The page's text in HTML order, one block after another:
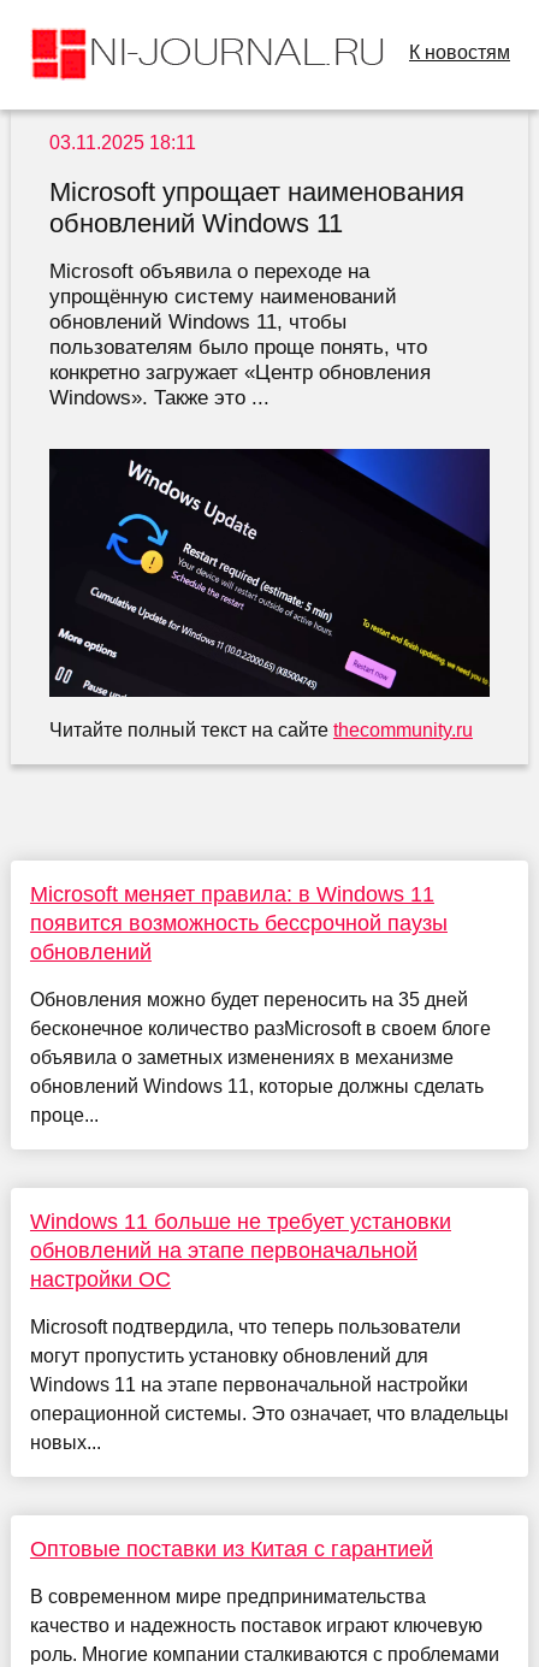
К новостям
03.11.2025 18:11
Microsoft упрощает наименования
обновлений Windows 11
Microsoft объявила о переходе на
упрощённую систему наименований
обновлений Windows 11, чтобы
пользователям было проще понять, что
конкретно загружает «Центр обновления
Windows». Также это ...
Читайте полный текст на сайте thecommunity.ru
Microsoft меняет правила: в Windows 11
появится возможность бессрочной паузы
обновлений
Обновления можно будет переносить на 35 дней
бесконечное количество разMicrosoft в своем блоге
объявила о заметных изменениях в механизме
обновлений Windows 11, которые должны сделать
проце...
Windows 11 больше не требует установки
обновлений на этапе первоначальной
настройки ОС
Microsoft подтвердила, что теперь пользователи
могут пропустить установку обновлений для
Windows 11 на этапе первоначальной настройки
операционной системы. Это означает, что владельцы
новых...
Оптовые поставки из Китая с гарантией
В современном мире предпринимательства
качество и надежность поставок играют ключевую
роль. Многие компании сталкиваются с проблемами